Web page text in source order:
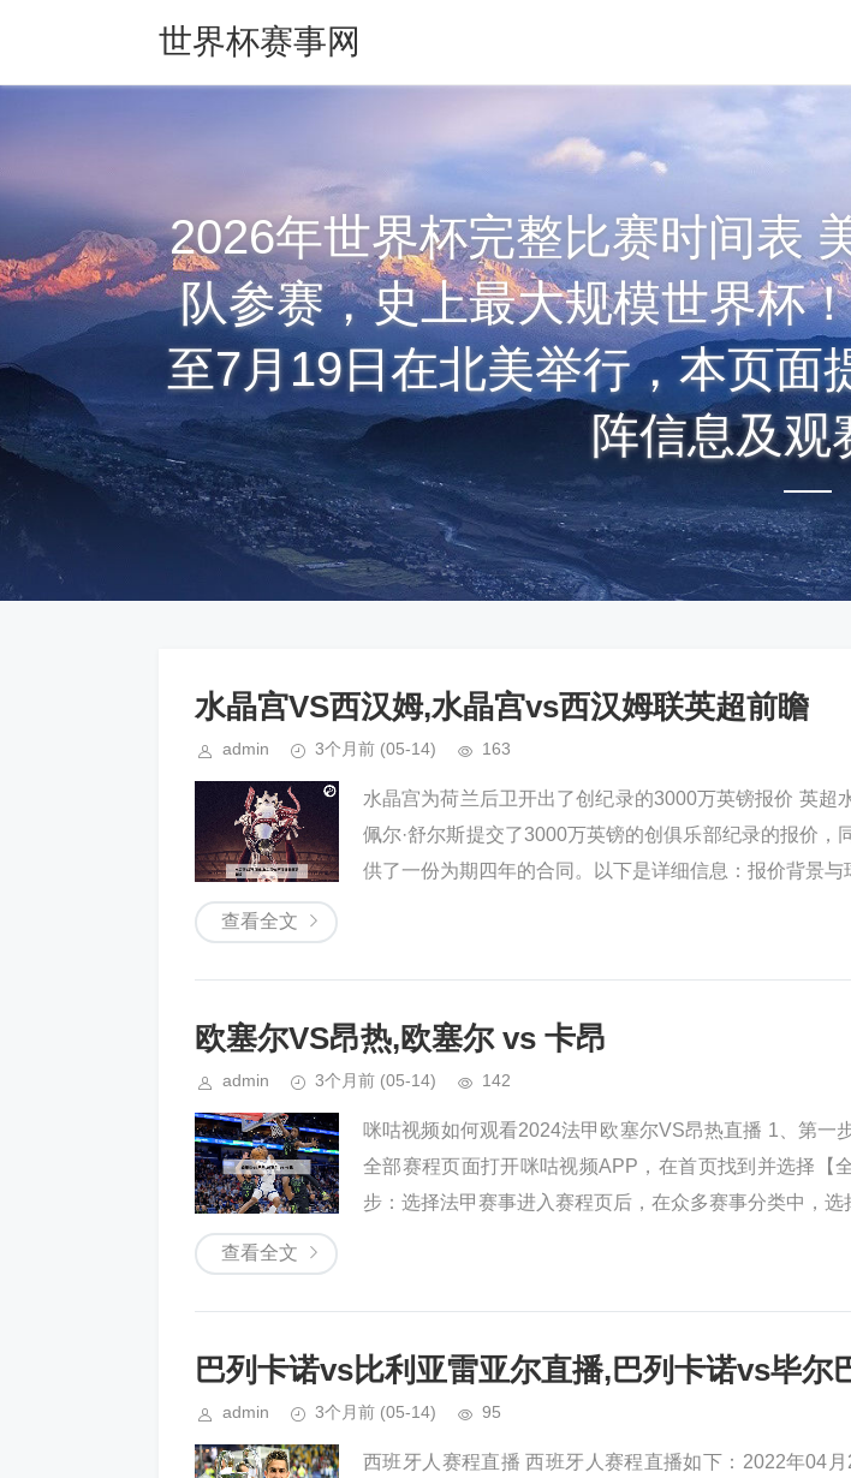
世界杯赛事网
2026年世界杯完整比赛时间表
队参赛，史上最大规模世界杯
至7月19日在北美举行，本页面
阵信息及观
水晶宫VS西汉姆,水晶宫vs西汉姆联英超前瞻
admin 3个月前 (05-14) 163
水晶宫为荷兰后卫开出了创纪录的3000万英镑报价 英超
佩尔·舒尔斯提交了3000万英镑的创俱乐部纪录的报价，
供了一份为期四年的合同。以下是详细信息：报价背景与
查看全文
欧塞尔VS昂热,欧塞尔 vs 卡昂
admin 3个月前 (05-14) 142
咪咕视频如何观看2024法甲欧塞尔VS昂热直播 1、第一
全部赛程页面打开咪咕视频APP，在首页找到并选择【
步：选择法甲赛事进入赛程页后，在众多赛事分类中，选
查看全文
巴列卡诺vs比利亚雷亚尔直播,巴列卡诺vs毕尔
admin 3个月前 (05-14) 95
西班牙人赛程直播 西班牙人赛程直播如下：2022年04